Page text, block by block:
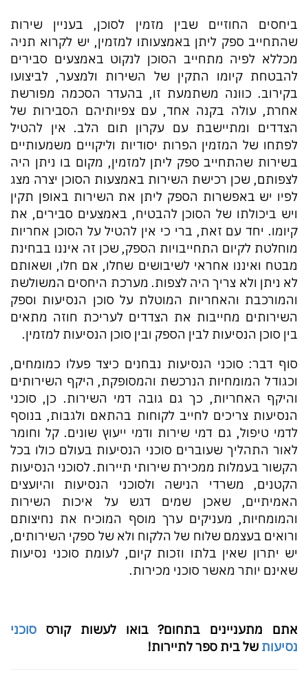
ביחסים החוזיים שבין מזמין לסוכן, בעניין שירות
שהתחייב ספק ליתן באמצעותו למזמין, יש לקרוא תניה
מכללא לפיה מתחייב הסוכן לנקוט באמצעים סבירים
להבטחת קיומו התקין של השירות ולמצער, לביצועו
בקירוב. כוונה משתמעת זו, בהעדר הסכמה מפורשת
אחרת, עולה בקנה אחד, עם צפיותיהם הסבירות של
הצדדים ומתיישבת עם עקרון תום הלב. אין להטיל
לפתחו של המזמין הפרות יסודיות וליקויים משמעותיים
בשירות שהתחייב ספק ליתן למזמין, מקום בו ניתן היה
לצפותם, שכן רכישת השירות באמצעות הסוכן יצרה מצג
לפיו יש באפשרות הספק ליתן את השירות באופן תקין
ויש ביכולתו של הסוכן להבטיח, באמצעים סבירים, את
קיומו. יחד עם זאת, ברי כי אין להטיל על הסוכן אחריות
מוחלטת לקיום התחייבויות הספק, שכן זה איננו בבחינת
מבטח ואיננו אחראי לשיבושים שחלו, אם חלו, ושאותם
לא ניתן ולא צריך היה לצפות. מערכת היחסים המשולשת
והמורכבת והאחריות המוטלת על סוכן הנסיעות וספק
השירותים מחייבות את הצדדים לעריכת חוזה מתאים
בין סוכן הנסיעות לבין הספק ובין סוכן הנסיעות למזמין.
סוף דבר: סוכני הנסיעות נבחנים כיצד פעלו כמומחים,
וכגודל המומחיות הנרכשת והמסופקת, היקף השירותים
והיקף האחריות, כך גם גובה דמי השירות. כן, סוכני
הנסיעות צריכים לחייב לקוחות בהתאם ולגבות, בנוסף
לדמי טיפול, גם דמי שירות ודמי ייעוץ שונים. קל וחומר
לאור התהליך שעוברים סוכני הנסיעות בעולם כולו בכל
הקשור בעמלות ממכירת שירותי תיירות. לסוכני הנסיעות
הקטנים, משרדי הנישה ולסוכני הנסיעות והיועצים
האמיתיים, שאכן שמים דגש על איכות השירות
והמומחיות, מעניקים ערך מוסף המוכיח את נחיצותם
ורואים בעצמם שלוח של הלקוח ולא של ספקי השירותים,
יש יתרון שאין בלתו וזכות קיום, לעומת סוכני נסיעות
שאינם יותר מאשר סוכני מכירות.
אתם מתעניינים בתחום? בואו לעשות קורס סוכני
נסיעות של בית ספר לתיירות!